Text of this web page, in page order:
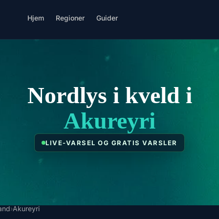
Hjem Regioner Guider
Nordlys i kveld i
Akureyri
LIVE-VARSEL OG GRATIS VARSLER
›Akureyri